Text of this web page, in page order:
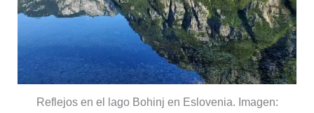
Reflejos en el lago Bohinj en Eslovenia. Imagen: